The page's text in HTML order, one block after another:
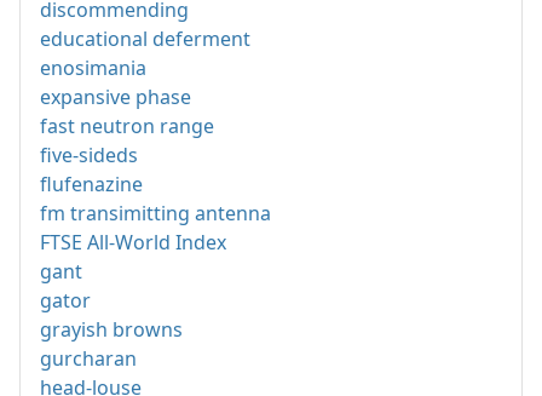
discommending
educational deferment
enosimania
expansive phase
fast neutron range
five-sideds
flufenazine
fm transimitting antenna
FTSE All-World Index
gant
gator
grayish browns
gurcharan
head-louse